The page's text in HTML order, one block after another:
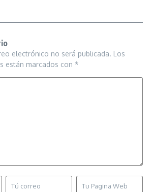
electrónico no será publicada. Los
están marcados con *